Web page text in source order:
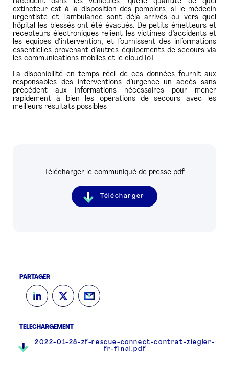
extincteur est à la disposition des pompiers, si le médecin
urgentiste et l’ambulance sont déjà arrivés ou vers quel
hôpital les blessés ont été évacués. De petits émetteurs et
récepteurs électroniques relient les victimes d’accidents et
les équipes d’intervention, et fournissent des informations
essentielles provenant d’autres équipements de secours via
les communications mobiles et le cloud IoT.
La disponibilité en temps réel de ces données fournit aux
responsables des interventions d’urgence un accès sans
précédent aux informations nécessaires pour mener
rapidement à bien les opérations de secours avec les
meilleurs résultats possibles
Télécharger le communiqué de presse pdf.
Télécharger
PARTAGER
TÉLÉCHARGEMENT
2022-01-28-zf-rescue-connect-contrat-ziegler-
fr-final.pdf